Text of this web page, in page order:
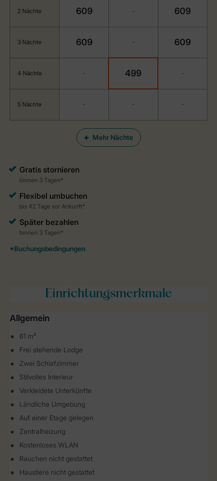
Mehr Nächte
2 Nächte 609 - 609
3 Nächte 609 - 609
4 Nächte - 499 -
5 Nächte - - -
Einrichtungsmerkmale
Allgemein
61 m²
Frei stehende Lodge
Zwei Schlafzimmer
Stilvolles Interieur
Verkleidete Unterkünfte
Ländliche Umgebung
Auf einer Etage gelegen
Zentralheizung
Kostenloses WLAN
Rauchen nicht gestattet
Haustiere nicht gestattet